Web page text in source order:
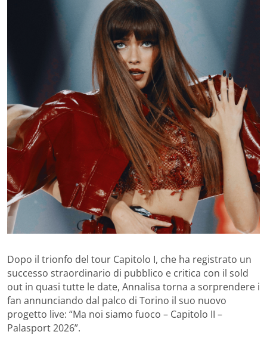
Dopo il trionfo del tour Capitolo I, che ha registrato un
successo straordinario di pubblico e critica con il sold
out in quasi tutte le date, Annalisa torna a sorprendere i
fan annunciando dal palco di Torino il suo nuovo
progetto live: “Ma noi siamo fuoco – Capitolo II –
Palasport 2026”.